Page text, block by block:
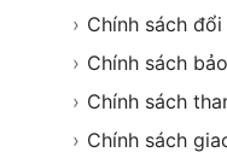
› Chính sách
› Chính sách
› Chính sách
› Chính sách